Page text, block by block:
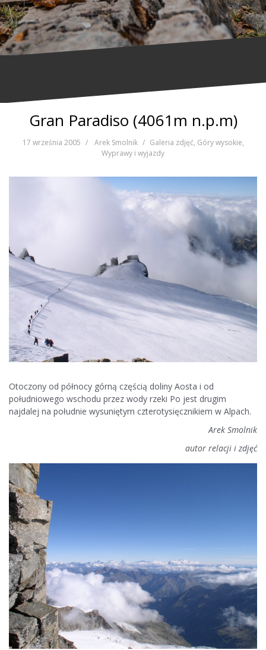
Gran Paradiso (4061m n.p.m)
17 września 2005 Arek Smolnik Galeria zdjęć, Góry wysokie,
Wyprawy i wyjazdy
Otoczony od północy górną częścią doliny Aosta i od
południowego wschodu przez wody rzeki Po jest drugim
najdalej na południe wysuniętym czterotysięcznikiem w Alpach.
Arek Smolnik
autor relacji i zdjęć